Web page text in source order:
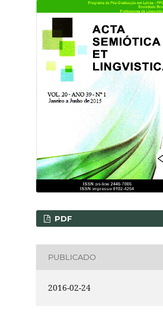
PDF
PUBLICADO
2016-02-24